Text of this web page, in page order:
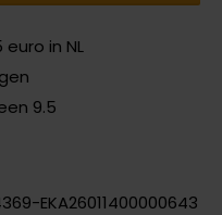
in NL
9.5
EKA26011400000643